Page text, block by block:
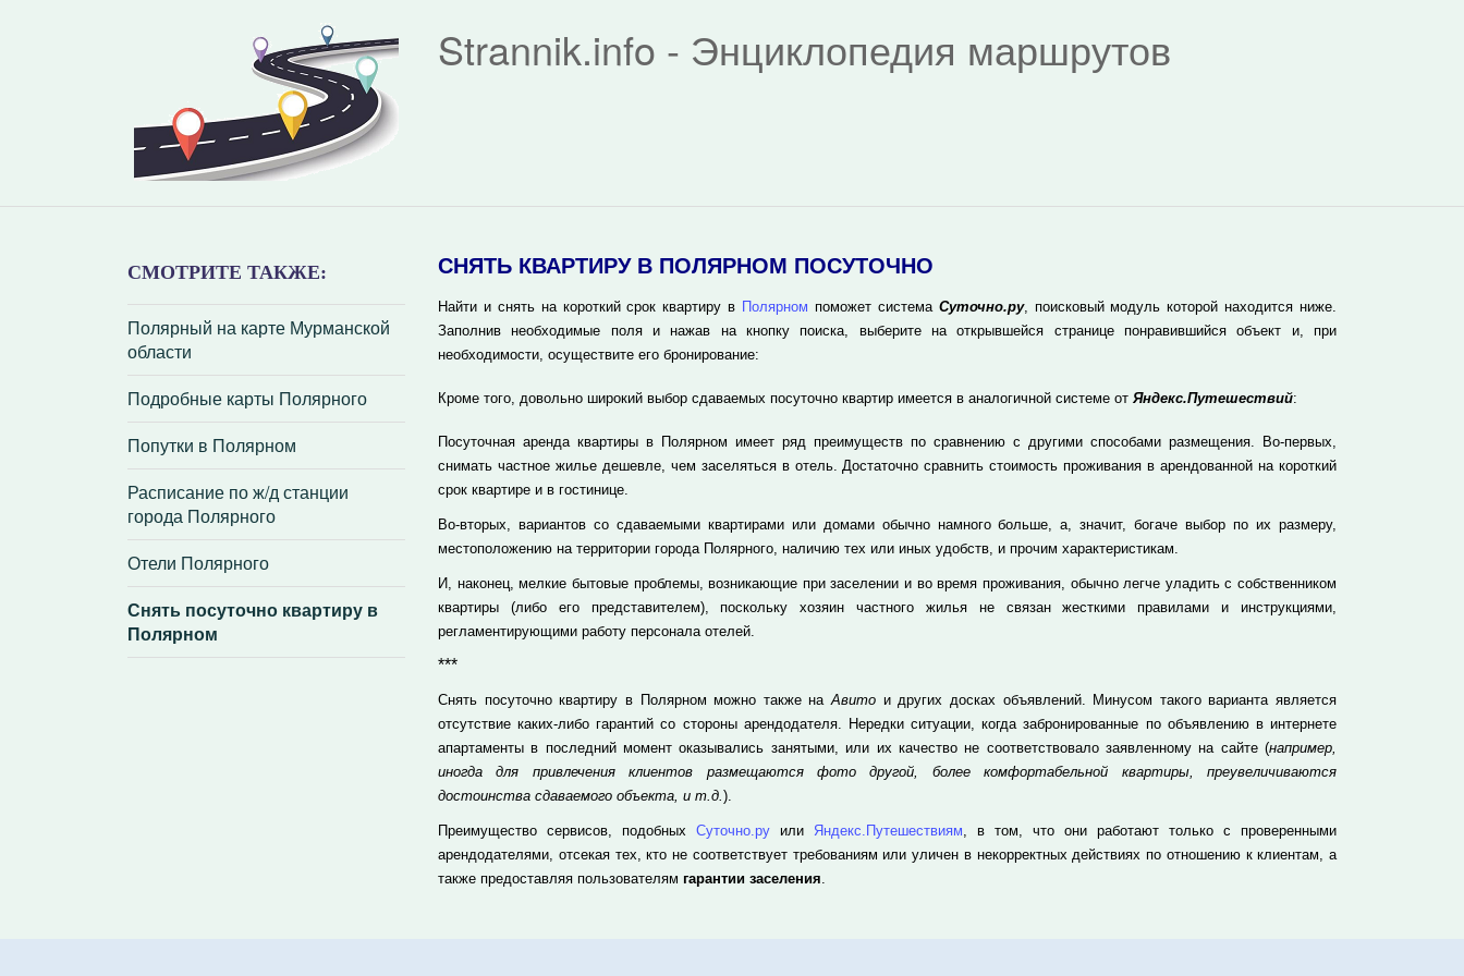
Strannik.info - Энциклопедия маршрутов
СМОТРИТЕ ТАКЖЕ:
Полярный на карте Мурманской
области
Подробные карты Полярного
Попутки в Полярном
Расписание по ж/д станции
города Полярного
Отели Полярного
Снять посуточно квартиру в
Полярном
СНЯТЬ КВАРТИРУ В ПОЛЯРНОМ ПОСУТОЧНО
Найти и снять на короткий срок квартиру в Полярном поможет система Суточно.ру, поисковый модуль которой находится ниже.
Заполнив необходимые поля и нажав на кнопку поиска, выберите на открывшейся странице понравившийся объект и, при
необходимости, осуществите его бронирование:
Кроме того, довольно широкий выбор сдаваемых посуточно квартир имеется в аналогичной системе от Яндекс.Путешествий:
Посуточная аренда квартиры в Полярном имеет ряд преимуществ по сравнению с другими способами размещения. Во-первых,
снимать частное жилье дешевле, чем заселяться в отель. Достаточно сравнить стоимость проживания в арендованной на короткий
срок квартире и в гостинице.
Во-вторых, вариантов со сдаваемыми квартирами или домами обычно намного больше, а, значит, богаче выбор по их размеру,
местоположению на территории города Полярного, наличию тех или иных удобств, и прочим характеристикам.
И, наконец, мелкие бытовые проблемы, возникающие при заселении и во время проживания, обычно легче уладить с собственником
квартиры (либо его представителем), поскольку хозяин частного жилья не связан жесткими правилами и инструкциями,
регламентирующими работу персонала отелей.
***
Снять посуточно квартиру в Полярном можно также наАвито и других досках объявлений. Минусом такого варианта является
отсутствие каких-либо гарантий со стороны арендодателя. Нередки ситуации, когда забронированные по объявлению в интернете
апартаменты в последний момент оказывались занятыми, или их качество не соответствовало заявленному на сайте (например,
иногда для привлечения клиентов размещаются фото другой, более комфортабельной квартиры, преувеличиваются
достоинства сдаваемого объекта, и т.д.).
Преимущество сервисов, подобных Суточно.ру или Яндекс.Путешествиям, в том, что они работают только с проверенными
арендодателями, отсекая тех, кто не соответствует требованиям или уличен в некорректных действиях по отношению к клиентам, а
также предоставляя пользователям гарантии заселения.